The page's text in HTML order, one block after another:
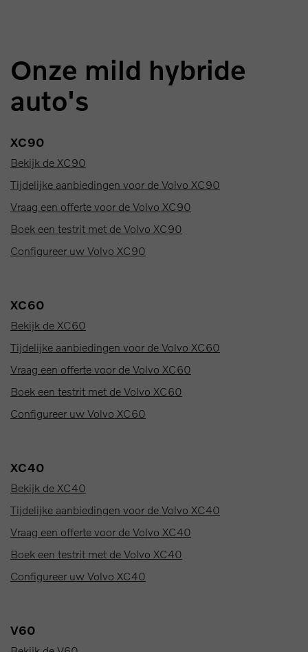
Onze mild hybride
auto's
XC90
Bekijk de XC90
Tijdelijke aanbiedingen voor de Volvo XC90
Vraag een offerte voor de Volvo XC90
Boek een testrit met de Volvo XC90
Configureer uw Volvo XC90
XC60
Bekijk de XC60
Tijdelijke aanbiedingen voor de Volvo XC60
Vraag een offerte voor de Volvo XC60
Boek een testrit met de Volvo XC60
Configureer uw Volvo XC60
XC40
Bekijk de XC40
Tijdelijke aanbiedingen voor de Volvo XC40
Vraag een offerte voor de Volvo XC40
Boek een testrit met de Volvo XC40
Configureer uw Volvo XC40
V60